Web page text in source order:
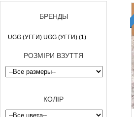
БРЕНДЫ
UGG (УГГИ) UGG (УГГИ) (1)
РОЗМІРИ ВЗУТТЯ
КОЛІР